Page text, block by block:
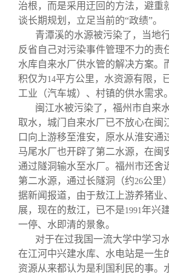
治根，而是采用迂回的方法，避重
谈长期规划，立足当前的“政绩”。
青潭溪的水源被污染了，当地
反省自己对污染事件管理不力的责
水库自来水厂供水管的解决方案。
积仅为14平方公里，水资源有限，
工业（汽车城）、村镇的供水需求。
闽江水被污染了，福州市自来
取水，城门自来水厂已不放心在闽
口向上游移至淮安，原水从淮安通
马尾水厂也开辟了第二水源，在闽
通过隧洞输水至水厂。福州市还舍
第二水源，通过长隧洞（约26公里
据新闻报道，由于敖江上游养猪业
展，现在的敖江，已不是1991年兴
一停、水即清的景象。
对于在过我国一流大学中学习
在江河中兴建水库、水电站是一生
资源从来都认为是利国利民的事。